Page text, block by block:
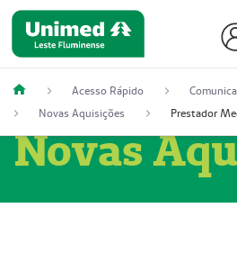
Acesso Rápido
Novas Aquisições
Novas